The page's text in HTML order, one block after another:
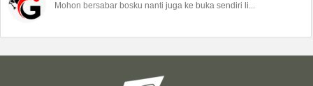
Mohon bersabar bosku nanti juga ke buka sendiri li...